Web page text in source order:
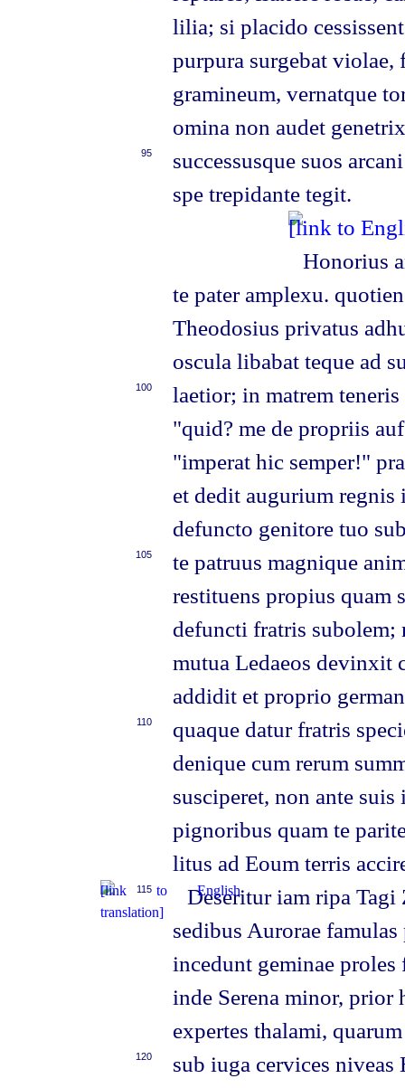
lilia; si placido
purpura surgebat violae,
gramineum, vernatque
omina non audet
95
successusque suos
spe trepidante tegit.
Honorius
te pater amplexu.
Theodosius privatus
oscula libabat teque ad
100
laetior; in matrem
"quid? me de propriis
"imperat hic semper!"
et dedit augurium regnis
defuncto genitore tuo
105
te patruus magnique
restituens propius quam
defuncti fratris subolem;
mutua Ledaeos devinxit
addidit et proprio
110
quaque datur fratris
denique cum rerum
susciperet, non ante
pignoribus quam te
litus ad Eoum terris
115
Deseritur iam ripa
sedibus Aurorae
incedunt geminae proles
inde Serena minor, prior
expertes thalami,
120
sub iuga cervices niveas